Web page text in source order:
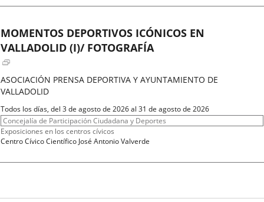
MOMENTOS DEPORTIVOS ICÓNICOS EN
VALLADOLID (I)/ FOTOGRAFÍA
ASOCIACIÓN PRENSA DEPORTIVA Y AYUNTAMIENTO DE
VALLADOLID
Fechas
del
evento
Todos los días, del 3 de agosto de 2026 al 31 de agosto de 2026
Organizador
de
actividad
Concejalía de Participación Ciudadana y Deportes
Programa
Exposiciones en los centros cívicos
Espacio
Centro Cívico Científico José Antonio Valverde